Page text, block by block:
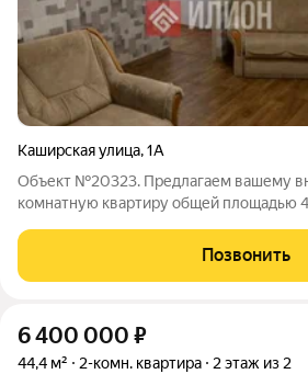
Каширская улица,1А
Объект №20323. Предлагаем вашему
комнатную квартиру общей площадью
блочного дома в районе ГРЭС. Жилая
квадратных метров, а просторная кухня
Позвонить
6 400 000 ₽
44,4 м² 2-комн. квартира 2 этаж из 2